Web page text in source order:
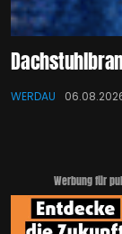
WERDAU
Werbung für